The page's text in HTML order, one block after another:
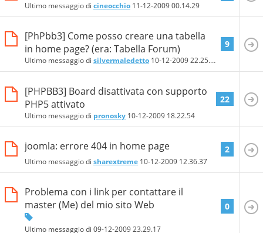
Ultimo messaggio di cineocchio 11-12-200900.14.29
[PhPbb3] Come posso creare una tabella
in home page? (era: Tabella Forum)
Ultimo messaggio di silvermaledetto 10-12-200922.25.53
9
[PHPBB3] Board disattivata con supporto
PHP5 attivato
Ultimo messaggio di pronosky 10-12-2009 18.22.54
22
joomla: errore 404 in home page
Ultimo messaggio di sharextreme 10-12-2009 12.36.37
2
Problema con i link per contattare il
master (Me) del mio sito Web
Ultimo messaggio di 09-12-200923.29.17
0